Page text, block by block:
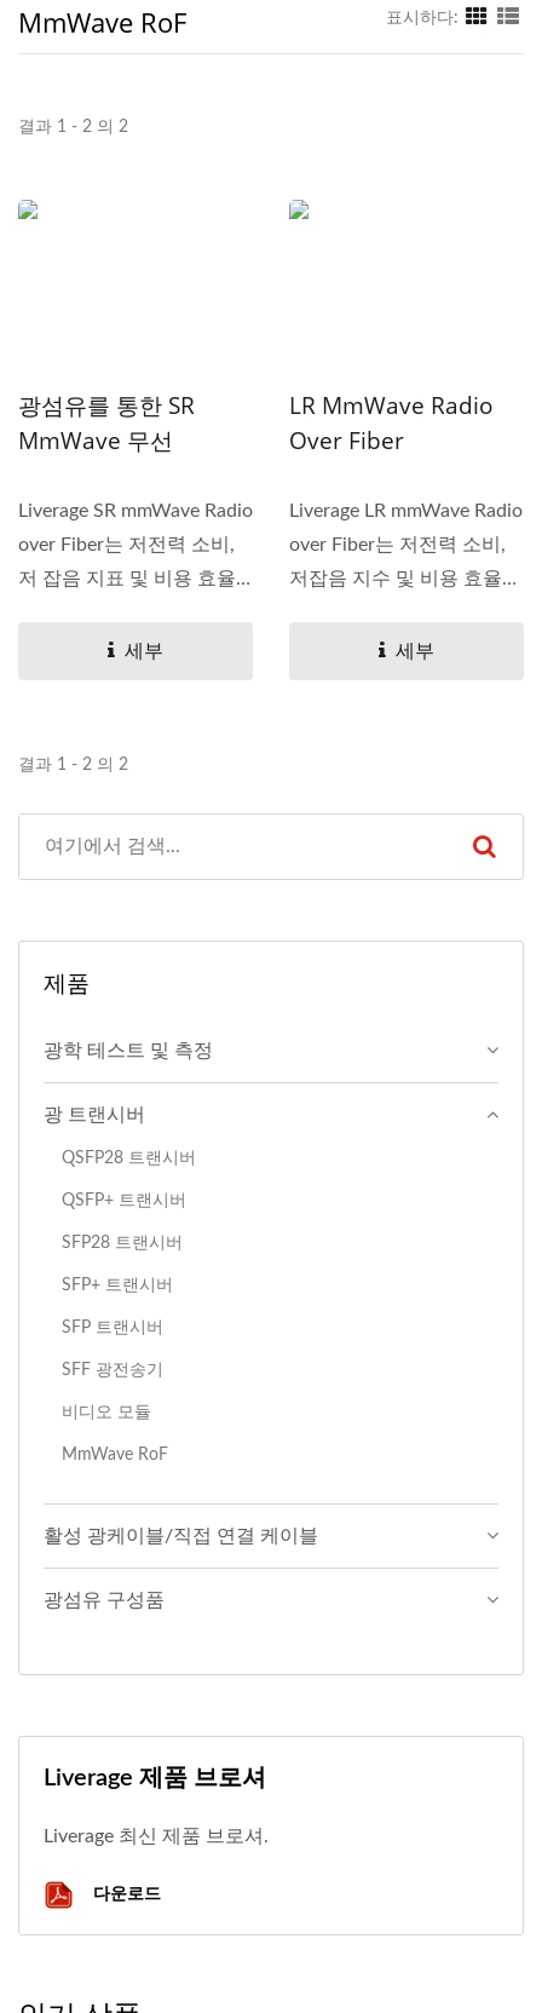
MmWave RoF 표시하다:
결과 1 - 2 의 2
광섬유를 통한 SR
MmWave 무선
Liverage SR mmWave Radio
over Fiber는 저전력 소비,
저 잡음 지표 및 비용 효율
세부
LR MmWave Radio
Over Fiber
Liverage LR mmWave Radio
over Fiber는 저전력 소비,
저잡음 지수 및 비용 효율적
세부
결과 1 - 2 의 2
제품
광학 테스트 및 측정
광 트랜시버
QSFP28 트랜시버
QSFP+ 트랜시버
SFP28 트랜시버
SFP+ 트랜시버
SFP 트랜시버
SFF 광전송기
비디오 모듈
MmWave RoF
활성 광케이블/직접 연결 케이블
광섬유 구성품
Liverage 제품 브로셔
Liverage 최신 제품 브로셔.
다운로드